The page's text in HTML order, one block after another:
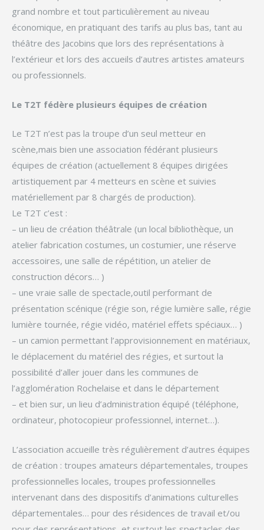
grand nombre et tout particulièrement au niveau
économique, en pratiquant des tarifs au plus bas, tant au
théâtre des Jacobins que lors des représentations à
l’extérieur et lors des accueils d’autres artistes amateurs
ou professionnels.
Le T2T fédère plusieurs équipes de création
Le T2T n’est pas la troupe d’un seul metteur en
scène,mais bien une association fédérant plusieurs
équipes de création (actuellement 8 équipes dirigées
artistiquement par 4 metteurs en scène et suivies
matériellement par 8 chargés de production).
Le T2T c’est :
– un lieu de création théâtrale (un local bibliothèque, un
atelier fabrication costumes, un costumier, une réserve
accessoires, une salle de répétition, un atelier de
construction décors… )
– une vraie salle de spectacle,outil performant de
présentation scénique (régie son, régie lumière salle, régie
lumière tournée, régie vidéo, matériel effets spéciaux… )
– un camion permettant l’approvisionnement en matériaux,
le déplacement du matériel des régies, et surtout la
possibilité d’aller jouer dans les communes de
l’agglomération Rochelaise et dans le département
– et bien sur, un lieu d’administration équipé (téléphone,
ordinateur, photocopieur professionnel, internet…).
L’association accueille très régulièrement d’autres équipes
de création : troupes amateurs départementales, troupes
professionnelles locales, troupes professionnelles
intervenant dans des dispositifs d’animations culturelles
départementales… pour des résidences de travail et/ou